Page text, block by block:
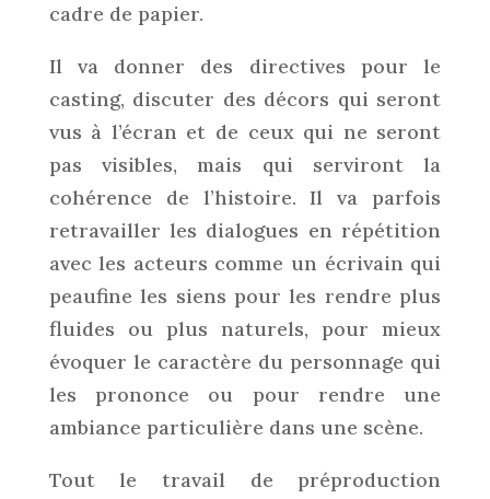
cadre de papier.
Il va donner des directives pour le
casting, discuter des décors qui seront
vus à l’écran et de ceux qui ne seront
pas visibles, mais qui serviront la
cohérence de l’histoire. Il va parfois
retravailler les dialogues en répétition
avec les acteurs comme un écrivain qui
peaufine les siens pour les rendre plus
fluides ou plus naturels, pour mieux
évoquer le caractère du personnage qui
les prononce ou pour rendre une
ambiance particulière dans une scène.
Tout le travail de préproduction